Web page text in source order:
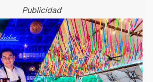
Publicidad